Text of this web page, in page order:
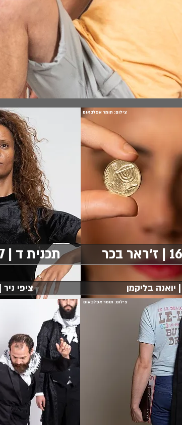
צילום: תומר אפלבאום
יואנה בליקמן
תכנית ד | 16.7 | ז'ראר בכר
ציפי
צילום: תומר אפלבאום